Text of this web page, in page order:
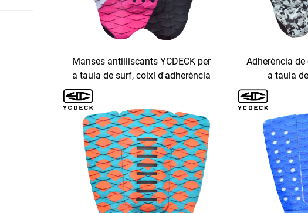
Manses antilliscants YCDECK per
a taula de surf, coixí d'adherència
Adherència
a taula